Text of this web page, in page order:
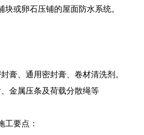
或卵石压铺的屋面防水系统。
膏、通用密封膏、卷材清洗剂。
金属压条及荷载分散绳等
工要点：